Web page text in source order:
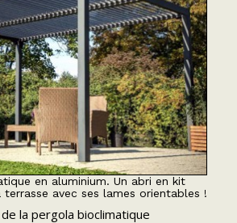
en aluminium. Un abri en kit
avec ses lames orientables !
la pergola bioclimatique